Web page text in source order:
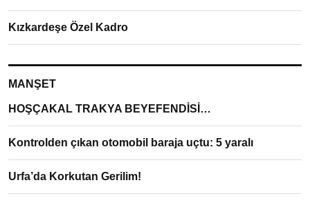
Kızkardeşe Özel Kadro
MANŞET
HOŞÇAKAL TRAKYA BEYEFENDİSİ…
Kontrolden çıkan otomobil baraja uçtu: 5 yaralı
Urfa’da Korkutan Gerilim!